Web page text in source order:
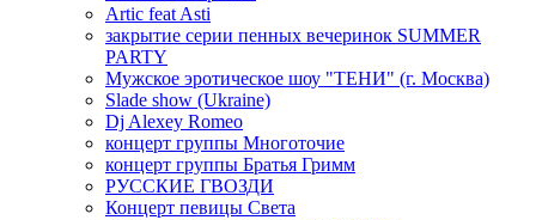
Artic feat Asti
закрытие серии пенных вечеринок SUMMER
PARTY
Мужское эротическое шоу "ТЕНИ" (г. Москва)
Slade show (Ukraine)
Dj Alexey Romeo
концерт группы Многоточие
концерт группы Братья Гримм
РУССКИЕ ГВОЗДИ
Концерт певицы Света